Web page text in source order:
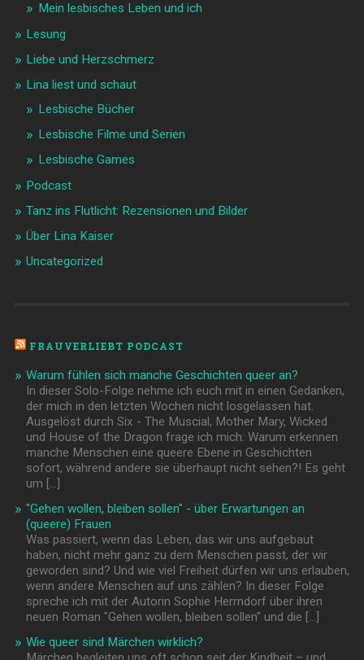
Mein lesbisches Leben und ich
Lesung
Liebe und Herzschmerz
Lina liest und schaut
Lesbische Bücher
Lesbische Filme und Serien
Lesbische Games
Podcast
Tanz ins Flutlicht: Rezensionen und Bilder
Über Lina Kaiser
Uncategorized
FRAUVERLIEBT PODCAST
Warum fühlen sich manche Geschichten queer an?
In dieser Solo-Folge nehme ich euch mit in einen Gedanken,
der mich in den letzten Wochen nicht losgelassen hat.
Ausgelöst durch Six - The Muscial, Mother Mary, Wicked
und House of the Dragon frage ich mich: Warum erkennen
manche Menschen eine queere Ebene in Geschichten
sofort, während andere sie überhaupt nicht sehen?! Es geht
um […]
"Gehen wollen, bleiben sollen" - über Erwartungen an
(queere) Frauen
Was passiert, wenn das Leben, das wir uns aufgebaut
haben, nicht mehr ganz zu dem Menschen passt, der wir
geworden sind? Und wie viel Freiheit dürfen wir uns erlauben,
wenn andere Menschen auf uns zählen? In dieser Folge
spreche ich mit der Autorin Sophie Herrndorf über ihren
neuen Roman "Gehen wollen, bleiben sollen" und die […]
Wie queer sind Märchen wirklich?